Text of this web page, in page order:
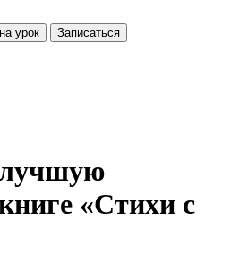
урок Записаться
«Стихи с